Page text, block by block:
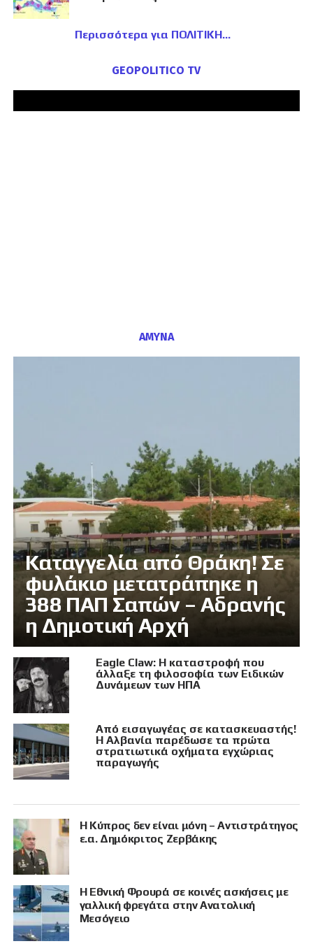
Περισσότερα για ΠΟΛΙΤΙΚΗ
GEOPOLITICO TV
ΑΜΥΝΑ
Καταγγελία από Θράκη! Σε
φυλάκιο μετατράπηκε η
388 ΠΑΠ Σαπών – Αδρανής
η Δημοτική Αρχή
Eagle Claw: Η καταστροφή που
άλλαξε τη φιλοσοφία των Ειδικών
Δυνάμεων των ΗΠΑ
Από εισαγωγέας σε κατασκευαστής!
Η Αλβανία παρέδωσε τα πρώτα
στρατιωτικά οχήματα εγχώριας
παραγωγής
Η Κύπρος δεν είναι μόνη – Αντιστράτηγος
ε.α. Δημόκριτος Ζερβάκης
Η Εθνική Φρουρά σε κοινές ασκήσεις με
γαλλική φρεγάτα στην Ανατολική
Μεσόγειο